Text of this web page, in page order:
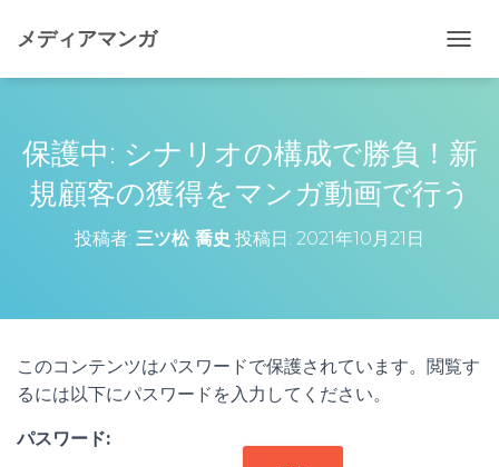
メディアマンガ
ビ
シ
ョ
ン
を
保護中: シナリオの構成で勝負！新
規顧客の獲得をマンガ動画で行う
投稿者: 三ツ松 喬史 投稿日: 2021年10月21日
このコンテンツはパスワードで保護されています。閲覧す
るには以下にパスワードを入力してください。
パスワード: